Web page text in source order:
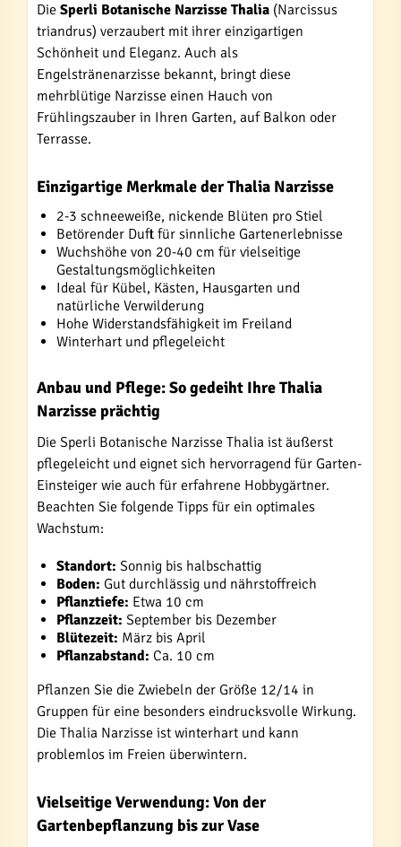
Die Sperli Botanische Narzisse Thalia (Narcissus
triandrus) verzaubert mit ihrer einzigartigen
Schönheit und Eleganz. Auch als
Engelstränenarzisse bekannt, bringt diese
mehrblütige Narzisse einen Hauch von
Frühlingszauber in Ihren Garten, auf Balkon oder
Terrasse.
Einzigartige Merkmale der Thalia Narzisse
2-3 schneeweiße, nickende Blüten pro Stiel
Betörender Duft für sinnliche Gartenerlebnisse
Wuchshöhe von 20-40 cm für vielseitige
Gestaltungsmöglichkeiten
Ideal für Kübel, Kästen, Hausgarten und
natürliche Verwilderung
Hohe Widerstandsfähigkeit im Freiland
Winterhart und pflegeleicht
Anbau und Pflege: So gedeiht Ihre Thalia
Narzisse prächtig
Die Sperli Botanische Narzisse Thalia ist äußerst
pflegeleicht und eignet sich hervorragend für Garten-
Einsteiger wie auch für erfahrene Hobbygärtner.
Beachten Sie folgende Tipps für ein optimales
Wachstum:
Standort: Sonnig bis halbschattig
Boden: Gut durchlässig und nährstoffreich
Pflanztiefe: Etwa 10 cm
Pflanzzeit: September bis Dezember
Blütezeit: März bis April
Pflanzabstand: Ca. 10 cm
Pflanzen Sie die Zwiebeln der Größe 12/14 in
Gruppen für eine besonders eindrucksvolle Wirkung.
Die Thalia Narzisse ist winterhart und kann
problemlos im Freien überwintern.
Vielseitige Verwendung: Von der
Gartenbepflanzung bis zur Vase